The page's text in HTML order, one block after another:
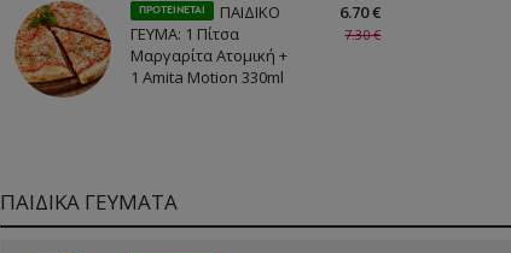
ΠΡΟΤΕΙΝΕΤΑΙ
ΠΑΙΔΙΚΟ
ΓΕΥΜΑ: 1 Πίτσα
Μαργαρίτα Ατομική +
1 Amita Motion 330ml
6.70 €
7.30 €
ΠΑΙΔΙΚΑ ΓΕΥΜΑΤΑ